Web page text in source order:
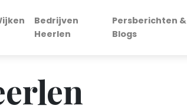
Bedrijven
Heerlen
Persberichten &
Blogs